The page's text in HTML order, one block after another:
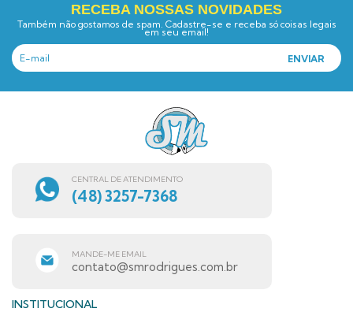
RECEBA NOSSAS NOVIDADES
Também não gostamos de spam. Cadastre-se e receba só coisas legais
em seu email!
CENTRAL DE ATENDIMENTO
(48) 3257-7368
MANDE-ME EMAIL
contato@smrodrigues.com.br
INSTITUCIONAL